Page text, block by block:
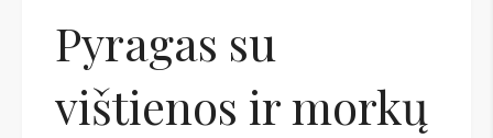
Pyragas su
vištienos ir morkų